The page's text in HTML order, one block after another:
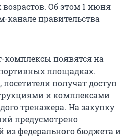
Об этом 1 июня
канале правительства
появятся на
площадках.
посетители получат доступ
и комплексами
тренажера. На закупку
предусмотрено
из федерального бюджета и